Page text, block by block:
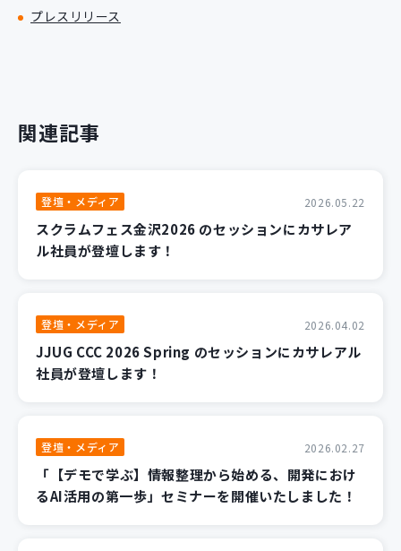
プレスリリース
関連記事
登壇・メディア 2026.05.22
スクラムフェス金沢2026 のセッションにカサレア
ル社員が登壇します！
登壇・メディア 2026.04.02
JJUG CCC 2026 Spring のセッションにカサレアル
社員が登壇します！
登壇・メディア 2026.02.27
「【デモで学ぶ】情報整理から始める、開発におけ
るAI活用の第一歩」セミナーを開催いたしました！